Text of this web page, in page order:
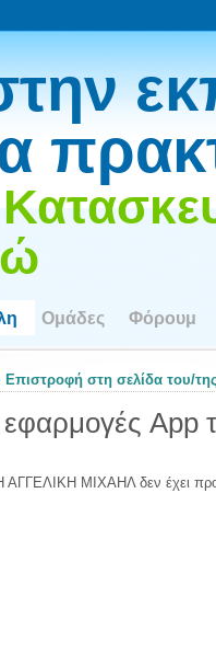
Ομάδες Φόρουμ
Επιστροφή στη σελίδα του/
εφαρμογές
ΑΓΓΕΛΙΚΗ ΜΙΧΑΗΛ δεν έχει